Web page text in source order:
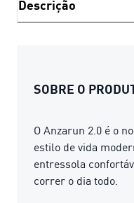
Descrição
SOBRE O
O Anzarun 2.0 é o
estilo de vida
entressola
correr o dia todo.